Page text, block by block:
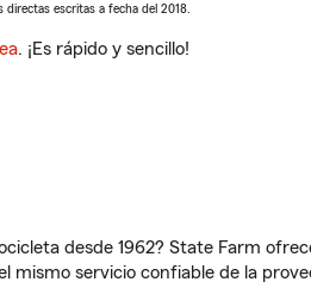
directas escritas a fecha del 2018.
. ¡Es rápido y sencillo!
desde 1962? State Farm
mismo servicio confiable de la